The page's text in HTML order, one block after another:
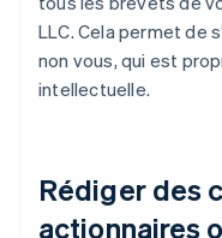
LLC. Cela permet de
non vous, qui est
intellectuelle.
Rédiger des
actionnaires